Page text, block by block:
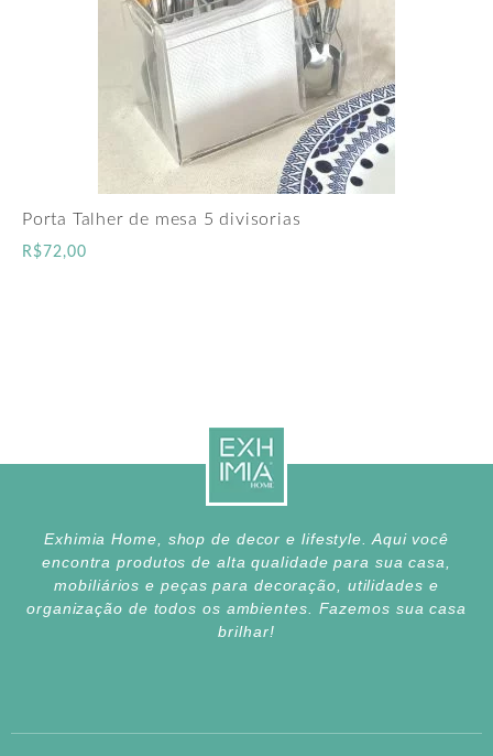
Porta Talher de mesa 5 divisorias
R$ 72,00
Exhimia Home, shop de decor e lifestyle. Aqui você
encontra produtos de alta qualidade para sua casa,
mobiliários e peças para decoração, utilidades e
organização de todos os ambientes. Fazemos sua casa
brilhar!